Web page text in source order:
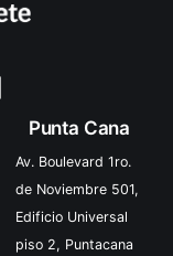
Punta Cana
Av. Boulevard 1ro.
de Noviembre 501,
Edificio Universal
piso 2, Puntacana